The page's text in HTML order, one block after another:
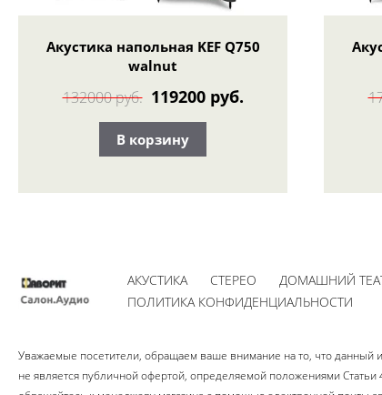
Акустика напольная KEF Q750
walnut
132000 руб. 119200 руб.
В корзину
АКУСТИКА СТЕРЕО ДОМАШНИЙ
ПОЛИТИКА КОНФИДЕНЦИАЛЬНОСТИ
Уважаемые посетители, обращаем ваше внимание на то, что данный
не является публичной офертой, определяемой положениями Статьи